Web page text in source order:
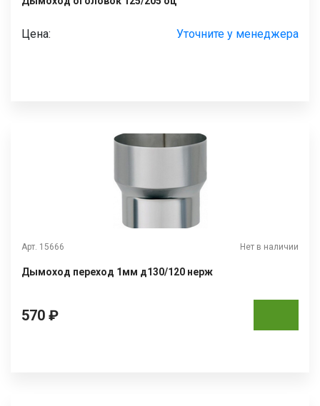
Цена: Уточните у менеджера
Арт. 15666 Нет в наличии
Дымоход переход 1мм д130/120 нерж
570 ₽